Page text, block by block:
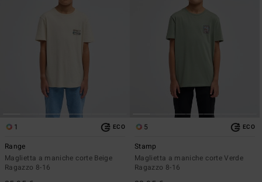
1 ECO
Range
Maglietta a maniche corte Beige
Ragazzo 8-16
5 ECO
Stamp
Maglietta a maniche corte Verde
Ragazzo 8-16